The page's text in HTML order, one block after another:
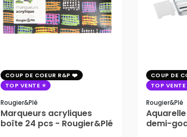
COUP DE COEUR R&P
TOP VENTE
Rougier&plé
Marqueurs acryliques
boîte 24 pcs - Rougier&Plé
COUP DE
TOP VENTE
Rougier&plé
demi-